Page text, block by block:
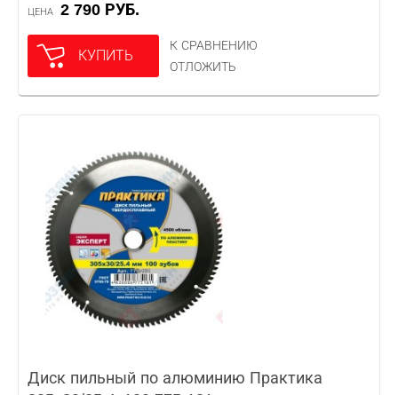
ЦЕНА 2 790 РУБ.
КУПИТЬ
К СРАВНЕНИЮ
ОТЛОЖИТЬ
Диск пильный по алюминию Практика